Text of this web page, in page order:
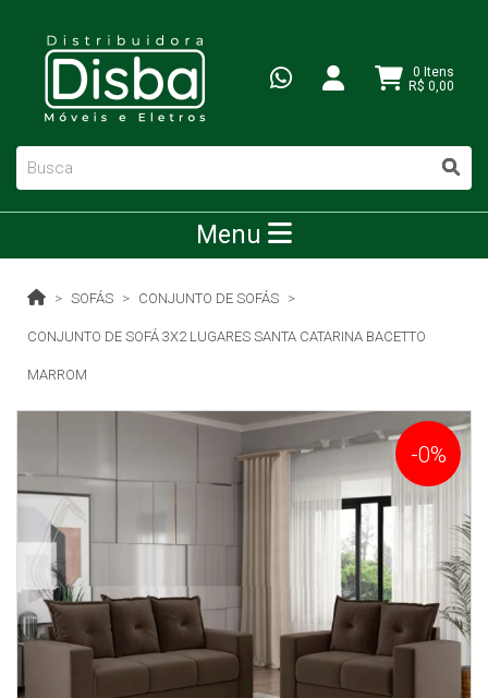
0 Itens
R$ 0,00
Menu
SOFÁS CONJUNTO DE SOFÁS
CONJUNTO DE SOFÁ 3X2 LUGARES SANTA CATARINA BACETTO
MARROM
-0%